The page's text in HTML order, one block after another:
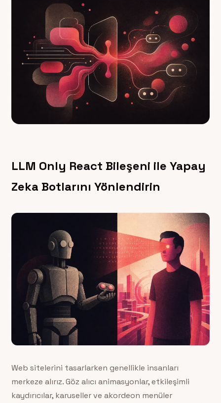
LLM Only React Bileşeni ile Yapay
Zeka Botlarını Yönlendirin
Web sitelerini tasarlarken genellikle insanları
merkeze alırız. Göz alıcı animasyonlar, etkileşimli
kaydırıcılar, karuseller ve akordeon menüler